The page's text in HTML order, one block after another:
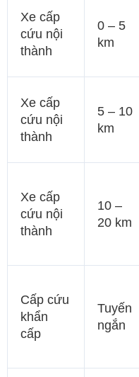
Xe cấp
cứu nội
thành
0 – 5
km
Xe cấp
cứu nội
thành
5 – 10
km
Xe cấp
cứu nội
thành
10 –
20 km
Cấp cứu
khẩn
cấp
Tuyến
ngắn